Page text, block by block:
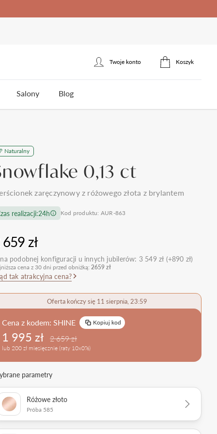
Twoje konto Koszyk
jednokamieniowe
trójkamieniowe
organiczny
klasyczne
obrączkowe
dostawki
Zobacz wszystkie >
do 2000zł
>
klasyczne
nowoczesne
nietypowe
Obrączki Ślubne
Sprawdź bestsellery
Zobacz trendy
zaręczynowy
Kontakt
Salony Blog
wesela i ślubu Polecane produkty
Naturalny
0,13 ct
zaręczynowy z różowego złota z brylantem
realizacji:24h Kod produktu: AUR-863
zł
podobnej konfiguracji u innych jubilerów: 3 549 zł (+890 zł)
cena z 30 dni przed obniżką: 2659 zł
tak atrakcyjna cena?
Oferta kończy się 11 sierpnia, 23:59
Cena z kodem: SHINE Kopiuj kod
1 995 zł 2 659 zł
lub 200 zł miesięcznie (raty 10x0%)
parametry
Różowe złoto
Próba 585